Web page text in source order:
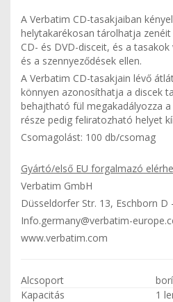
A Verbatim CD-tasakjaiban
helytakarékosan tárolhatja
CD- és DVD-disceit, és a
és a szennyeződések ellen.
A Verbatim CD-tasakjain lévő
könnyen azonosíthatja a discek
behajtható fül megakadályozza
része pedig feliratozható helyet
Csomagolást: 100 db/csomag
Gyártó/első EU forgalmazó
Verbatim GmbH
Düsseldorfer Str. 13, Eschborn D
Info.germany@verbatim-
www.verbatim.com
Alcsoport
Kapacitás
1